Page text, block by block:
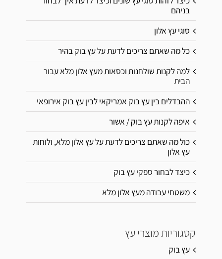
בניהם
סוגי עץ אלון
כל מה שאתם צריכים לדעת על עץ בוק בהיר
למה לקנות שולחנות וכסאות מעץ אלון מלא עבור
הבית
ההבדלים בין עץ בוק אמריקאי לבין עץ בוק אירופאי
איפה לקנות עץ בוק / אשור
כול מה שאתם צריכים לדעת על עץ אלון מלא, ולוחות
עץ אלון
כיצד לבחור ספקי עץ בוק
משטחי עבודה מעץ אלון מלא
קטגוריות מוצרי עץ
עץ בוק